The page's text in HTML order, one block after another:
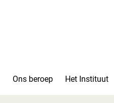
Ons beroep Het Instituut